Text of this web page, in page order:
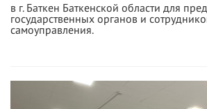
в г. Баткен Баткенской области для
государственных органов и
самоуправления.